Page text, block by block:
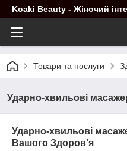
Koaki Beauty - Жіночий
Товари та послуги
Ударно-хвильові
Ударно-хвильові
Вашого Здоров'я